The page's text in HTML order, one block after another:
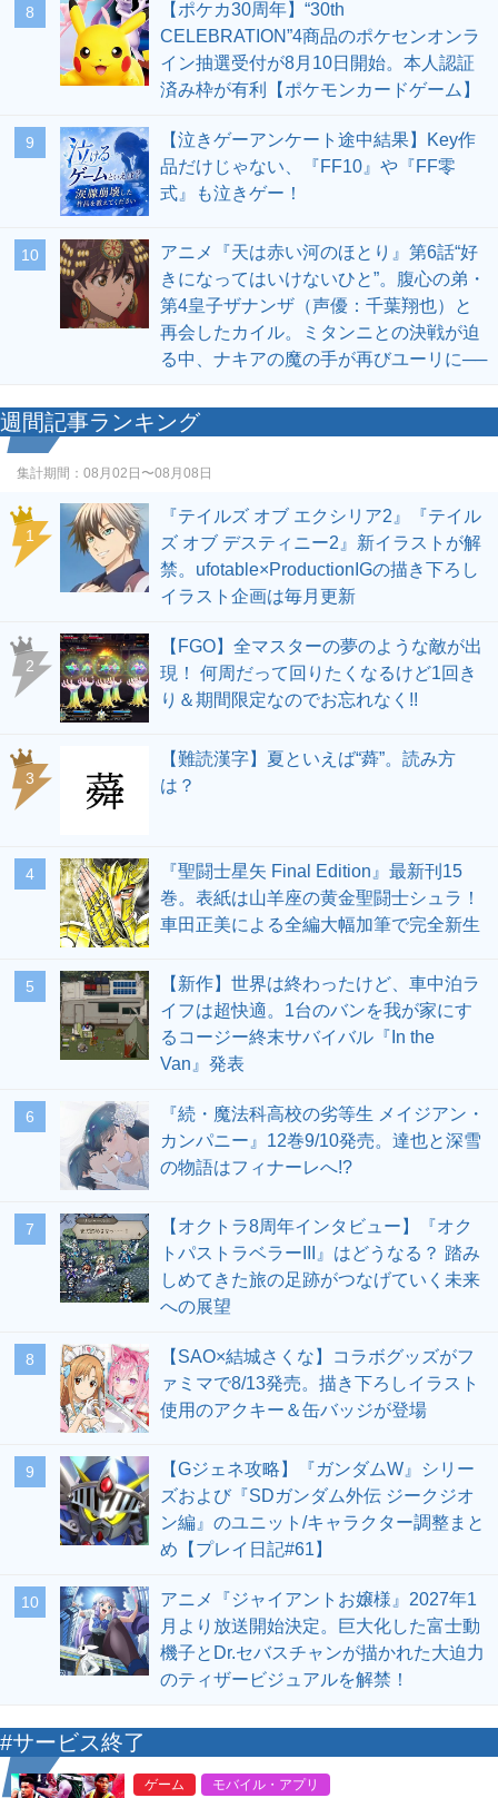
8
【ポケカ30周年】“30th
CELEBRATION”4商品のポケセンオンラ
イン抽選受付が8月10日開始。本人認証
済み枠が有利【ポケモンカードゲーム】
9
【泣きゲーアンケート途中結果】Key作
品だけじゃない、『FF10』や『FF零
式』も泣きゲー！
10
アニメ『天は赤い河のほとり』第6話“好
きになってはいけないひと”。腹心の弟・
第4皇子ザナンザ（声優：千葉翔也）と
再会したカイル。ミタンニとの決戦が迫
る中、ナキアの魔の手が再びユーリに──
週間記事ランキング
集計期間： 08月02日〜08月08日
1
『テイルズ オブ エクシリア2』『テイル
ズ オブ デスティニー2』新イラストが解
禁。ufotable×ProductionIGの描き下ろし
イラスト企画は毎月更新
2
【FGO】全マスターの夢のような敵が出
現！ 何周だって回りたくなるけど1回き
り＆期間限定なのでお忘れなく!!
3
【難読漢字】夏といえば“蕣”。読み方
は？
4
『聖闘士星矢 Final Edition』最新刊15
巻。表紙は山羊座の黄金聖闘士シュラ！
車田正美による全編大幅加筆で完全新生
5
【新作】世界は終わったけど、車中泊ラ
イフは超快適。1台のバンを我が家にす
るコージー終末サバイバル『In the
Van』発表
6
『続・魔法科高校の劣等生 メイジアン・
カンパニー』12巻9/10発売。達也と深雪
の物語はフィナーレへ!?
7
【オクトラ8周年インタビュー】『オク
トパストラベラーIII』はどうなる？ 踏み
しめてきた旅の足跡がつなげていく未来
への展望
8
【SAO×結城さくな】コラボグッズがフ
ァミマで8/13発売。描き下ろしイラスト
使用のアクキー＆缶バッジが登場
9
【Gジェネ攻略】『ガンダムW』シリー
ズおよび『SDガンダム外伝 ジークジオ
ン編』のユニット/キャラクター調整まと
め【プレイ日記#61】
10
アニメ『ジャイアントお嬢様』2027年1
月より放送開始決定。巨大化した富士動
機子とDr.セバスチャンが描かれた大迫力
のティザービジュアルを解禁！
#サービス終了
ゲーム モバイル・アプリ